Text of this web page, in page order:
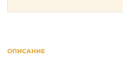
ОПИСАНИЕ